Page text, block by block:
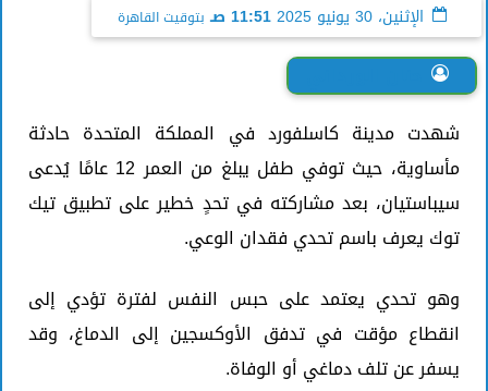
الإثنين، 30 يونيو 2025 11:51 صـ بتوقيت القاهرة
شهدت مدينة كاسلفورد في المملكة المتحدة حادثة
مأساوية، حيث توفي طفل يبلغ من العمر 12 عامًا يُدعى
سيباستيان، بعد مشاركته في تحدٍ خطير على تطبيق تيك
توك يعرف باسم تحدي فقدان الوعي.
وهو تحدي يعتمد على حبس النفس لفترة تؤدي إلى
انقطاع مؤقت في تدفق الأوكسجين إلى الدماغ، وقد
يسفر عن تلف دماغي أو الوفاة.